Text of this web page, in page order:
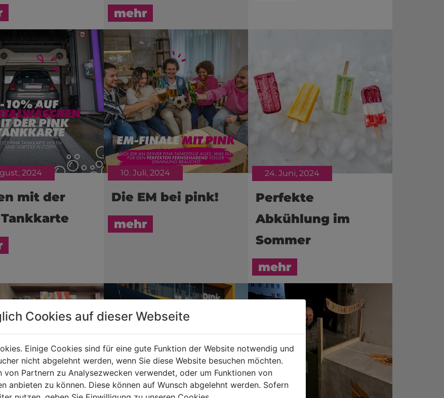
mehr
2024
mit der
10. Juli, 2024
Die EM bei pink!
mehr
24. Juni, 2024
Perfekte
Abkühlung im
Sommer
mehr
Cookies auf dieser Webseite
Einige Cookies sind für eine gute Funktion der Website notwendig und
nicht abgelehnt werden, wenn Sie diese Website besuchen möchten.
von Partnern zu Analysezwecken verwendet, oder um Funktionen von
anbieten zu können. Diese können auf Wunsch abgelehnt werden. Sofern